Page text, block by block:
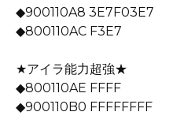
◆900110A8 3E7F03E7
◆800110AC F3E7
★アイラ能力超強★
◆800110AE FFFF
◆900110B0 FFFFFFFF